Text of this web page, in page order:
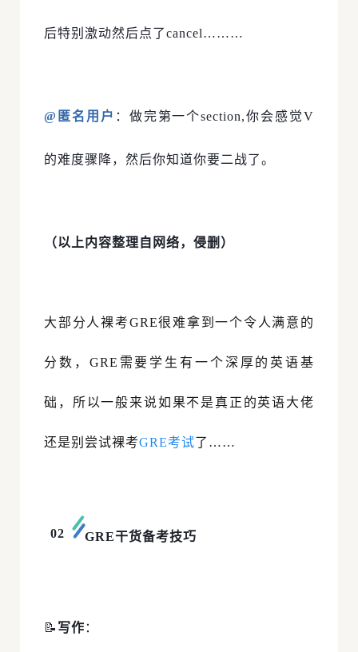
后特别激动然后点了cancel………
@匿名用户 ：做完第一个section,你会感觉V
的难度骤降，然后你知道你要二战了。
（以上内容整理自网络，侵删）
大部分人裸考GRE很难拿到一个令人满意的
分数，GRE需要学生有一个深厚的英语基
础，所以一般来说如果不是真正的英语大佬
还是别尝试裸考GRE考试了……
02 GRE干货备考技巧
📝 写作 ：